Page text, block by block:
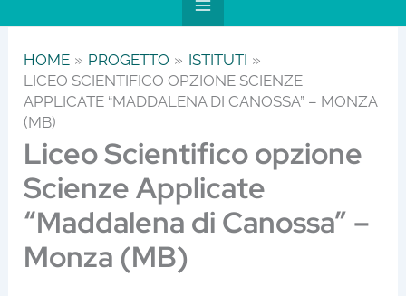
HOME PROGETTO
ISTITUTI
LICEO SCIENTIFICO OPZIONE SCIENZE
APPLICATE “MADDALENA DI CANOSSA” – MONZA
(MB)
Liceo Scientifico opzione
Scienze Applicate
“Maddalena di Canossa” –
Monza (MB)